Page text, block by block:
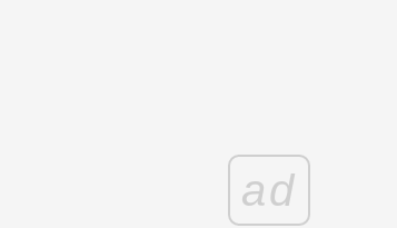
ad